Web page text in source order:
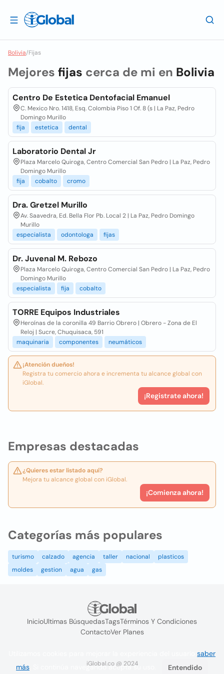
Bolivia/Fijas
Empresas destacadas
¿Quieres estar listado aquí?
Mejora tu alcance global con iGlobal.
¡Comienza ahora!
Mejores fijas cerca de mi en Bolivia
Centro De Estetica Dentofacial Emanuel
C. Mexico Nro. 1418, Esq. Colombia Piso 1 Of. 8 (s | La Paz, Pedro
Domingo Murillo
fija
estetica dental
Laboratorio Dental Jr
Plaza Marcelo Quiroga, Centro Comercial San Pedro | La Paz, Pedro
Domingo Murillo
fija
cobalto cromo
Dra. Gretzel Murillo
Av. Saavedra, Ed. Bella Flor Pb. Local 2 | La Paz, Pedro Domingo
Murillo
especialista
odontologa fijas
Dr. Juvenal M. Rebozo
Plaza Marcelo Quiroga, Centro Comercial San Pedro | La Paz, Pedro
Domingo Murillo
especialista
fija cobalto
TORRE Equipos Industriales
Heroínas de la coronilla 49 Barrio Obrero | Obrero - Zona de El
Reloj | Sucre, Chuquisaca, 591
maquinaria
componentes neumáticos
¡Atención dueños!
Registra tu comercio ahora e incrementa tu alcance global con
iGlobal.
¡Registrate ahora!
Categorías más populares
turismo calzado agencia taller nacional
plasticos
moldes
gestion agua gas
InicioUltimas BúsquedasTagsTérminos Y Condiciones
ContactoVer Planes
iGlobal.co @ 2024
saber
más . Si continúa navegando acepta su uso. Entendido